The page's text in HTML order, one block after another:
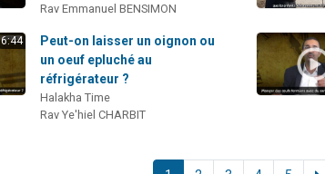
Rav Emmanuel BENSIMON
6:44
Peut-on laisser un oignon ou
un oeuf epluché au
réfrigérateur ?
Halakha Time
Rav Ye'hiel CHARBIT